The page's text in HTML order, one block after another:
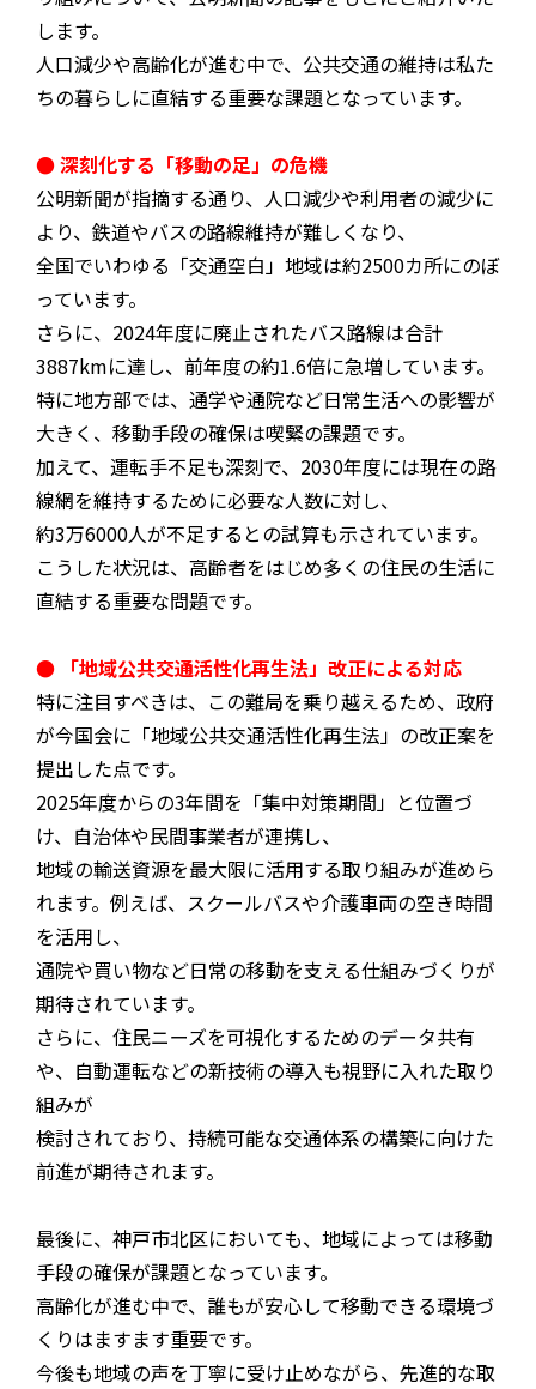
します。
人口減少や高齢化が進む中で、公共交通の維持は私た
ちの暮らしに直結する重要な課題となっています。
● 深刻化する「移動の足」の危機
公明新聞が指摘する通り、人口減少や利用者の減少に
より、鉄道やバスの路線維持が難しくなり、
全国でいわゆる「交通空白」地域は約2500カ所にのぼ
っています。
さらに、2024年度に廃止されたバス路線は合計
3887kmに達し、前年度の約1.6倍に急増しています。
特に地方部では、通学や通院など日常生活への影響が
大きく、移動手段の確保は喫緊の課題です。
加えて、運転手不足も深刻で、2030年度には現在の路
線網を維持するために必要な人数に対し、
約3万6000人が不足するとの試算も示されています。
こうした状況は、高齢者をはじめ多くの住民の生活に
直結する重要な問題です。
● 「地域公共交通活性化再生法」改正による対応
特に注目すべきは、この難局を乗り越えるため、政府
が今国会に「地域公共交通活性化再生法」の改正案を
提出した点です。
2025年度からの3年間を「集中対策期間」と位置づ
け、自治体や民間事業者が連携し、
地域の輸送資源を最大限に活用する取り組みが進めら
れます。例えば、スクールバスや介護車両の空き時間
を活用し、
通院や買い物など日常の移動を支える仕組みづくりが
期待されています。
さらに、住民ニーズを可視化するためのデータ共有
や、自動運転などの新技術の導入も視野に入れた取り
組みが
検討されており、持続可能な交通体系の構築に向けた
前進が期待されます。
最後に、神戸市北区においても、地域によっては移動
手段の確保が課題となっています。
高齢化が進む中で、誰もが安心して移動できる環境づ
くりはますます重要です。
今後も地域の声を丁寧に受け止めながら、先進的な取